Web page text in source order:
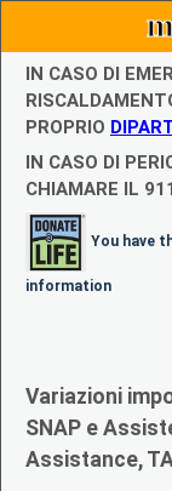
IN CASO DI
PROPRIO
IN CASO DI
CHIAMARE IL
You have
information
Variazioni
SNAP e
Assistance,